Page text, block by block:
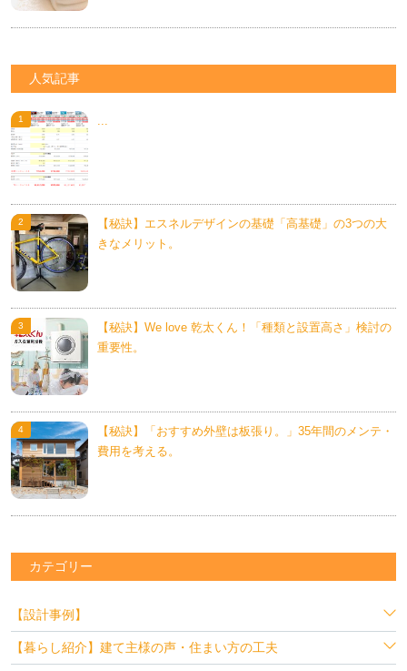
人気記事
【秘訣】エスネルデザインの基礎「高基礎」の3つの大
きなメリット。
【秘訣】We love 乾太くん！「種類と設置高さ」検討の
重要性。
【秘訣】「おすすめ外壁は板張り。」35年間のメンテ・
費用を考える。
カテゴリー
【設計事例】
【暮らし紹介】建て主様の声・住まい方の工夫